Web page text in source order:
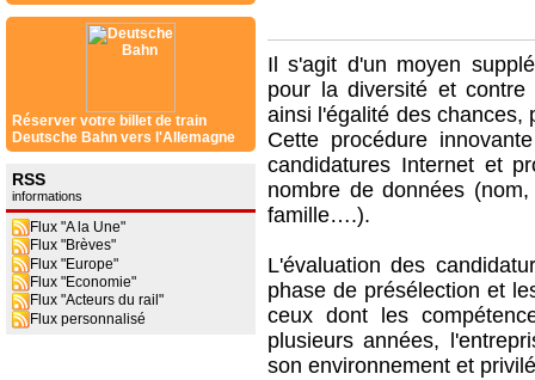
Réserver votre billet de train
Deutsche Bahn vers l'Allemagne
RSS
informations
Flux "A la Une"
Flux "Brèves"
Flux "Europe"
Flux "Economie"
Flux "Acteurs du rail"
Flux personnalisé
Il s'agit d'un moyen
pour la diversité et contre
ainsi l'égalité des chances,
Cette procédure
candidatures Internet et
nombre de données
famille….).
L'évaluation des
phase de présélection et
ceux dont les
plusieurs années,
son environnement et